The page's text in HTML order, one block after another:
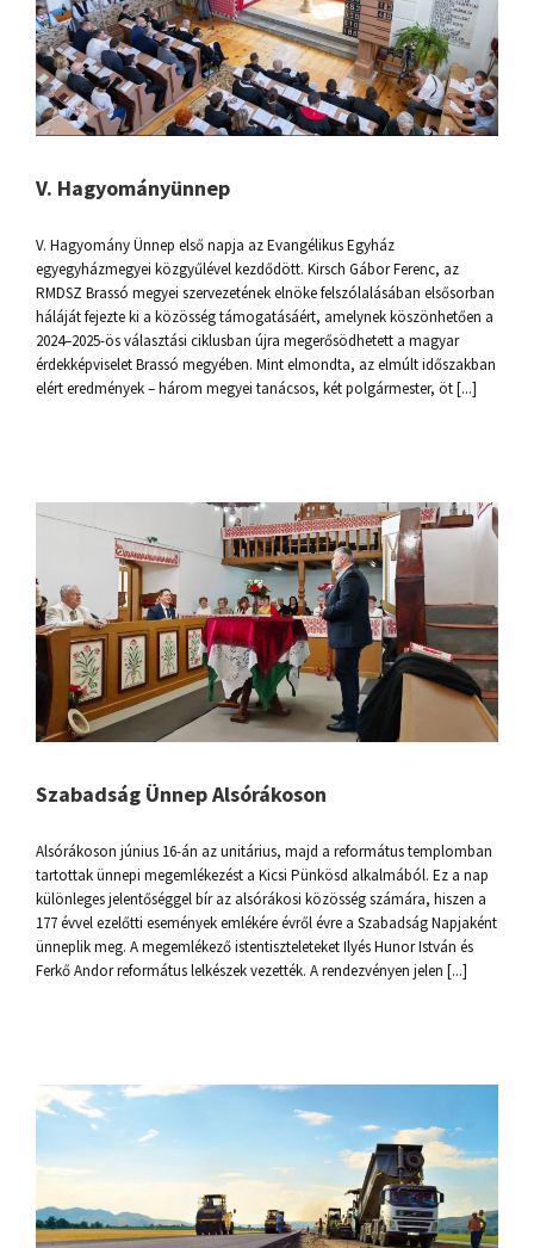
V. Hagyományünnep
V. Hagyomány Ünnep első napja az Evangélikus Egyház
egyegyházmegyei közgyűlével kezdődött. Kirsch Gábor Ferenc, az
RMDSZ Brassó megyei szervezetének elnöke felszólalásában elsősorban
háláját fejezte ki a közösség támogatásáért, amelynek köszönhetően a
2024–2025-ös választási ciklusban újra megerősödhetett a magyar
érdekképviselet Brassó megyében. Mint elmondta, az elmúlt időszakban
elért eredmények – három megyei tanácsos, két polgármester, öt [...]
Szabadság Ünnep Alsórákoson
Alsórákoson június 16-án az unitárius, majd a református templomban
tartottak ünnepi megemlékezést a Kicsi Pünkösd alkalmából. Ez a nap
különleges jelentőséggel bír az alsórákosi közösség számára, hiszen a
177 évvel ezelőtti események emlékére évről évre a Szabadság Napjaként
ünneplik meg. A megemlékező istentiszteleteket Ilyés Hunor István és
Ferkő Andor református lelkészek vezették. A rendezvényen jelen [...]